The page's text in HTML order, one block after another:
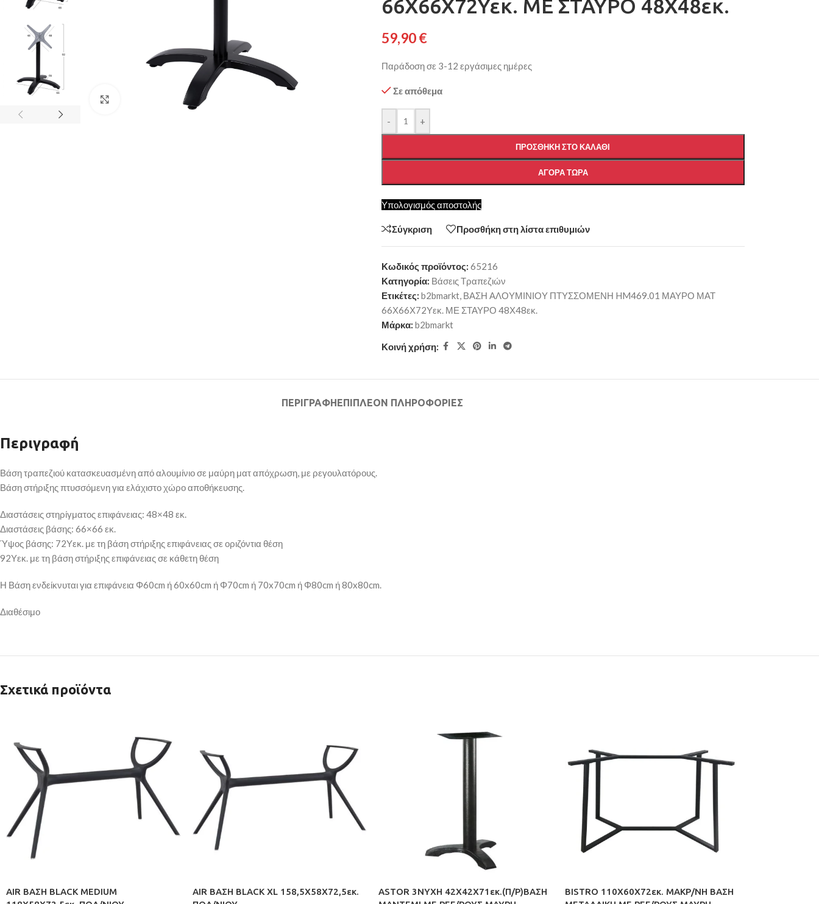
Κάντε κλικ για μεγέθυνση
66Χ66Χ72Υεκ. ΜΕ ΣΤΑΥΡΟ 48Χ48εκ.
59,90€
Παράδοση σε 3-12 εργάσιμες ημέρες
Σε απόθεμα
- +
ΠΡΟΣΘΉΚΗ ΣΤΟ ΚΑΛΆΘΙ
ΑΓΟΡΆ ΤΏΡΑ
Υπολογισμός αποστολής
Σύγκριση Προσθήκη στη λίστα επιθυμιών
Κωδικός προϊόντος: 65216
Κατηγορία: Βάσεις Τραπεζιών
Ετικέτες: b2bmarkt, ΒΑΣΗ ΑΛΟΥΜΙΝΙΟΥ ΠΤΥΣΣΟΜΕΝΗ HM469.01 ΜΑΥΡΟ ΜΑΤ
66Χ66Χ72Υεκ. ΜΕ ΣΤΑΥΡΟ 48Χ48εκ.
Μάρκα: b2bmarkt
Κοινή χρήση:
ΠΕΡΙΓΡΑΦΉΕΠΙΠΛΈΟΝ ΠΛΗΡΟΦΟΡΊΕΣ
Περιγραφή
Βάση τραπεζιού κατασκευασμένη από αλουμίνιο σε μαύρη ματ απόχρωση, με ρεγουλατόρους.
Βάση στήριξης πτυσσόμενη για ελάχιστο χώρο αποθήκευσης.
Διαστάσεις στηρίγματος επιφάνειας: 48×48 εκ.
Διαστάσεις βάσης: 66×66 εκ.
Ύψος βάσης: 72Υεκ. με τη βάση στήριξης επιφάνειας σε οριζόντια θέση
92Υεκ. με τη βάση στήριξης επιφάνειας σε κάθετη θέση
Η Βάση ενδείκνυται για επιφάνεια Φ60cm ή 60x60cm ή Φ70cm ή 70x70cm ή Φ80cm ή 80x80cm.
Διαθέσιμο
Σχετικά προϊόντα
AIR ΒΑΣΗ BLACK MEDIUM
AIR ΒΑΣΗ BLACK XL 158,5X58X72,5εκ.
ASTOR 3ΝΥΧΗ 42Χ42Χ71εκ.(Π/Ρ)ΒΑΣΗ
BISTRO 110X60X72εκ. ΜΑΚΡ/ΝΗ ΒΑΣΗ